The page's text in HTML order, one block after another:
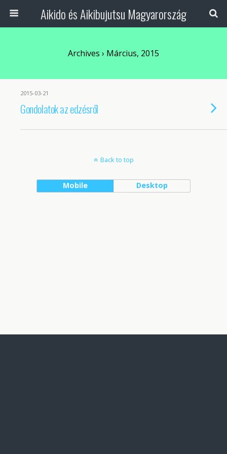
Aikido és Aikibujutsu Magyarország
Archives › Március, 2015
2015-03-21
Gondolatok az edzésről
Back to top
Mobile Desktop